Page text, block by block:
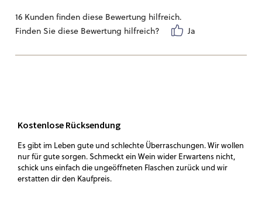
16 Kunden finden diese Bewertung hilfreich.
Finden Sie diese Bewertung hilfreich?
Ja
Kostenlose Rücksendung
Es gibt im Leben gute und schlechte Überraschungen. Wir wollen
nur für gute sorgen. Schmeckt ein Wein wider Erwartens nicht,
schick uns einfach die ungeöffneten Flaschen zurück und wir
erstatten dir den Kaufpreis.